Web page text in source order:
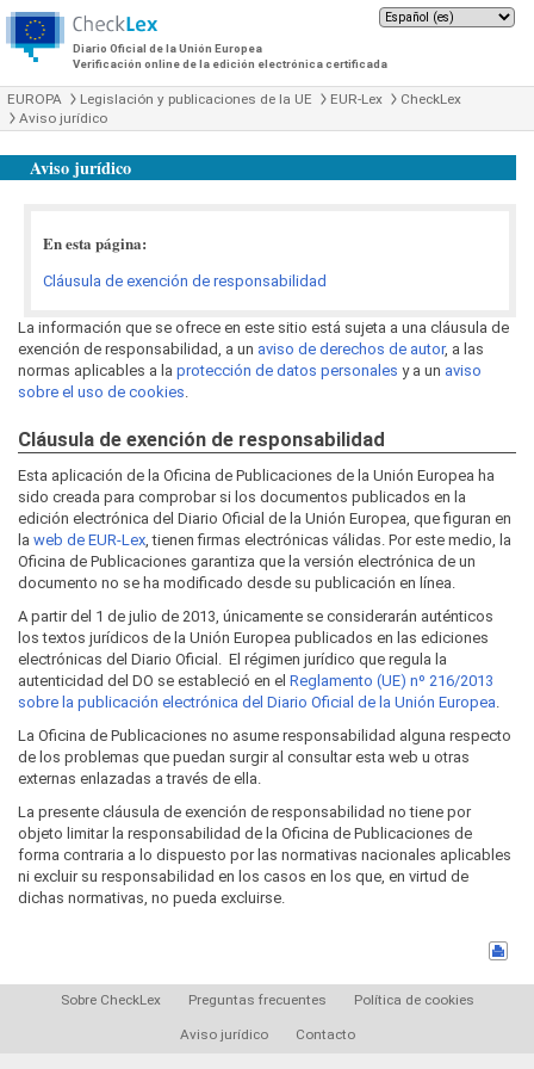
Diario Oficial de la Unión Europea
Verificación online de la edición electrónica certificada
EUROPA Legislación y publicaciones de la UE EUR-Lex
CheckLex
Aviso jurídico
Aviso jurídico
En esta página:
Cláusula de exención de responsabilidad
La información que se ofrece en este sitio está sujeta a una cláusula de
exención de responsabilidad, a un aviso de derechos de autor, a las
normas aplicables a la protección de datos personales y a un aviso
sobre el uso de cookies.
Cláusula de exención de responsabilidad
Esta aplicación de la Oficina de Publicaciones de la Unión Europea ha
sido creada para comprobar si los documentos publicados en la
edición electrónica del Diario Oficial de la Unión Europea, que figuran en
la web de EUR-Lex, tienen firmas electrónicas válidas. Por este medio, la
Oficina de Publicaciones garantiza que la versión electrónica de un
documento no se ha modificado desde su publicación en línea.
A partir del 1 de julio de 2013, únicamente se considerarán auténticos
los textos jurídicos de la Unión Europea publicados en las ediciones
electrónicas del Diario Oficial. El régimen jurídico que regula la
autenticidad del DO se estableció en el Reglamento (UE) nº 216/2013
sobre la publicación electrónica del Diario Oficial de la Unión Europea.
La Oficina de Publicaciones no asume responsabilidad alguna respecto
de los problemas que puedan surgir al consultar esta web u otras
externas enlazadas a través de ella.
La presente cláusula de exención de responsabilidad no tiene por
objeto limitar la responsabilidad de la Oficina de Publicaciones de
forma contraria a lo dispuesto por las normativas nacionales aplicables
ni excluir su responsabilidad en los casos en los que, en virtud de
dichas normativas, no pueda excluirse.
Sobre CheckLex Preguntas frecuentes Política de cookies
Aviso jurídico Contacto